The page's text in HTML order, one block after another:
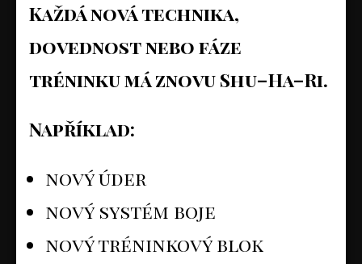
Každá nová technika,
dovednost nebo fáze
tréninku má znovu Shu–Ha–Ri.
Například:
nový úder
nový systém boje
nový tréninkový blok